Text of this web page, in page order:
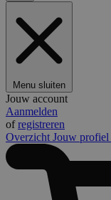
Menu sluiten
Jouw account
Aanmelden
ofregistreren
Overzicht Jouw profiel